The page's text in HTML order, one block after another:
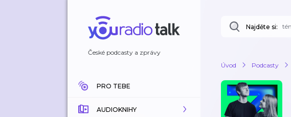
České podcasty a zprávy
PRO TEBE
AUDIOKNIHY
Najděte si:
Úvod Podcasty